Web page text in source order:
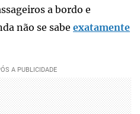
a bordo e
não se sabe exatamente